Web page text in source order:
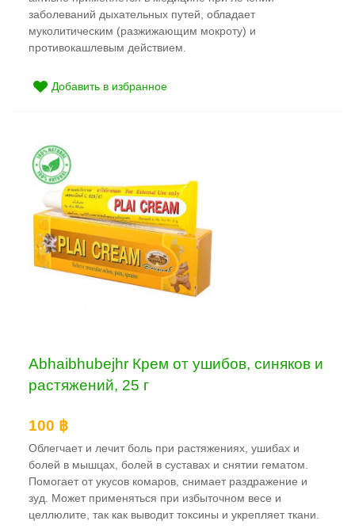
заболеваний дыхательных путей, обладает
муколитическим (разжижающим мокроту) и
противокашлевым действием.
Добавить в избранное
Abhaibhubejhr Крем от ушибов, синяков и
растяжений, 25 г
100 ฿
Облегчает и лечит боль при растяжениях, ушибах и
болей в мышцах, болей в суставах и снятии гематом.
Помогает от укусов комаров, снимает раздражение и
зуд. Может применяться при избыточном весе и
целлюлите, так как выводит токсины и укрепляет ткани.